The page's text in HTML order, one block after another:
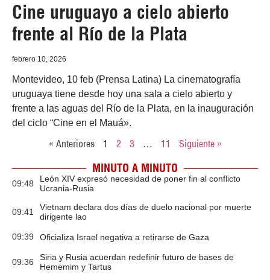
Cine uruguayo a cielo abierto
frente al Río de la Plata
febrero 10, 2026
Montevideo, 10 feb (Prensa Latina) La cinematografía
uruguaya tiene desde hoy una sala a cielo abierto y
frente a las aguas del Río de la Plata, en la inauguración
del ciclo “Cine en el Mauá».
« Anteriores 1 2 3 … 11 Siguiente »
MINUTO A MINUTO
09:48
León XIV expresó necesidad de poner fin al conflicto
Ucrania-Rusia
09:41
Vietnam declara dos días de duelo nacional por muerte
dirigente lao
09:39 Oficializa Israel negativa a retirarse de Gaza
09:36
Siria y Rusia acuerdan redefinir futuro de bases de
Hememim y Tartus